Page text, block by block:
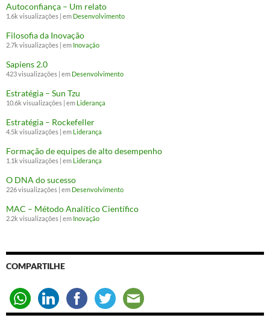
Autoconfiança – Um relato
1.6k visualizações | em Desenvolvimento
Filosofia da Inovação
2.7k visualizações | em Inovação
Sapiens 2.0
423 visualizações | em Desenvolvimento
Estratégia – Sun Tzu
10.6k visualizações | em Liderança
Estratégia – Rockefeller
4.5k visualizações | em Liderança
Formação de equipes de alto desempenho
1.1k visualizações | em Liderança
O DNA do sucesso
226 visualizações | em Desenvolvimento
MAC – Método Analítico Científico
2.2k visualizações | em Inovação
COMPARTILHE